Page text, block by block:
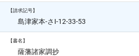
【請求記号】
島津家本-さⅠ-12-33-53
【書名】
薩藩諸家調抄